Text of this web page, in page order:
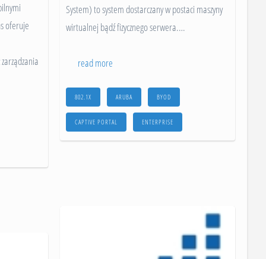
oferuje
System) to system dostarczany w postaci maszyny
wirtualnej bądź fizycznego serwera.…
read more
802.1X ARUBA BYOD
CAPTIVE PORTAL ENTERPRISE